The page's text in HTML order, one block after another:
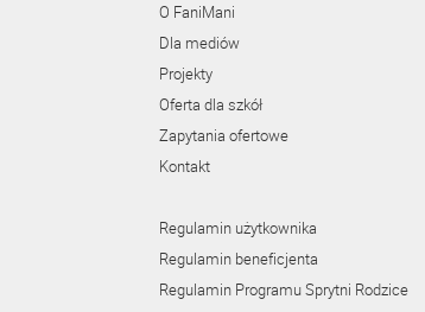
O FaniMani
Dla mediów
Projekty
Oferta dla szkół
Zapytania ofertowe
Kontakt
Regulamin użytkownika
Regulamin beneficjenta
Regulamin Programu Sprytni Rodzice